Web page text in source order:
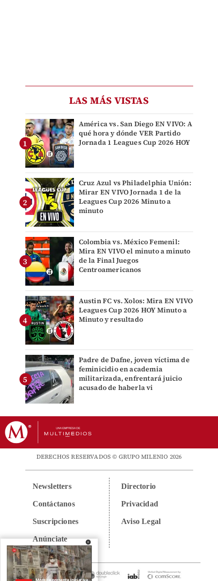
LAS MÁS VISTAS
América vs. San Diego EN VIVO: A
qué hora y dónde VER Partido
Jornada 1 Leagues Cup 2026 HOY
Cruz Azul vs Philadelphia Unión:
Mirar EN VIVO Jornada 1 de la
Leagues Cup 2026 Minuto a
minuto
Colombia vs. México Femenil:
Mira EN VIVO el minuto a minuto
de la Final Juegos
Centroamericanos
Austin FC vs. Xolos: Mira EN VIVO
Leagues Cup 2026 HOY Minuto a
Minuto y resultado
Padre de Dafne, joven víctima de
feminicidio en academia
militarizada, enfrentará juicio
acusado de haberla vi
DERECHOS RESERVADOS © GRUPO MILENIO 2026
Newsletters
Contáctanos
Suscripciones
Anúnciate
Directorio
Privacidad
Aviso Legal